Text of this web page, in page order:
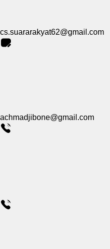
cs.suararakyat62@gmail.com
achmadjibone@gmail.com